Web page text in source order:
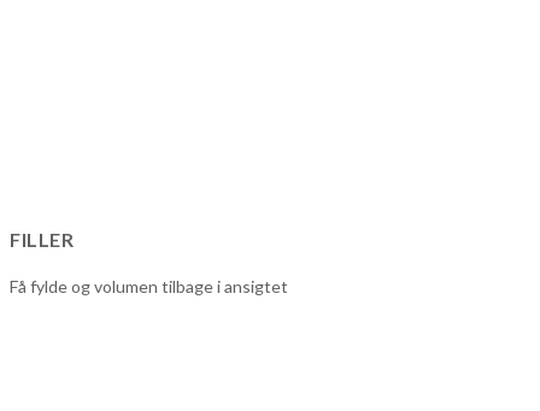
FILLER
Få fylde og volumen tilbage i ansigtet